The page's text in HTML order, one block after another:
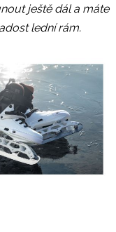
ještě dál a máte
lední rám.